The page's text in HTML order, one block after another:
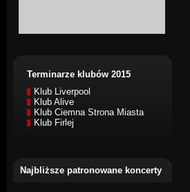
Terminarze klubów 2015
Klub Liverpool
Klub Alive
Klub Ciemna Strona Miasta
Klub Firlej
Najbliższe patronowane koncerty